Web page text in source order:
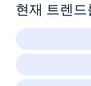
현재 트렌